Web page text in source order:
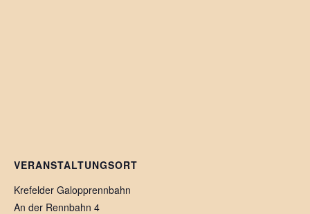
VERANSTALTUNGSORT
Krefelder Galopprennbahn
An der Rennbahn 4